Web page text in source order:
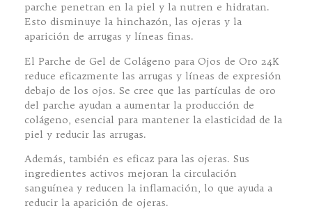
parche penetran en la piel y la nutren e hidratan.
Esto disminuye la hinchazón, las ojeras y la
aparición de arrugas y líneas finas.
El Parche de Gel de Colágeno para Ojos de Oro 24K
reduce eficazmente las arrugas y líneas de expresión
debajo de los ojos. Se cree que las partículas de oro
del parche ayudan a aumentar la producción de
colágeno, esencial para mantener la elasticidad de la
piel y reducir las arrugas.
Además, también es eficaz para las ojeras. Sus
ingredientes activos mejoran la circulación
sanguínea y reducen la inflamación, lo que ayuda a
reducir la aparición de ojeras.